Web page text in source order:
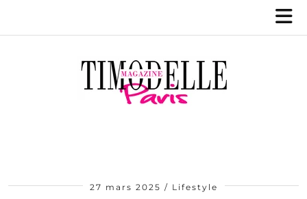
27 mars 2025 Lifestyle